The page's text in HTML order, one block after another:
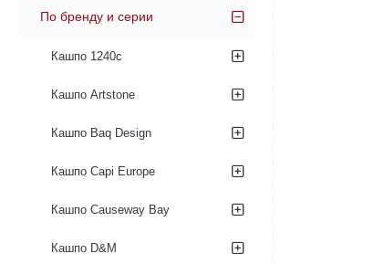
По бренду и серии
Кашпо 1240c
Кашпо Artstone
Кашпо Baq Design
Кашпо Capi Europe
Кашпо Causeway Bay
Кашпо D&M